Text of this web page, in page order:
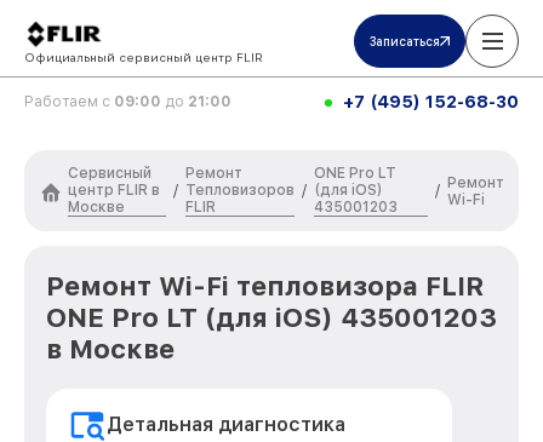
Официальный сервисный центр FLIR
Записаться
Работаем с 09:00 до 21:00 +7 (495) 152-68-30
Сервисный
центр FLIR в
Москве
/
Ремонт
Тепловизоров
FLIR
/
ONE Pro LT
(для iOS)
435001203
/ Ремонт
Wi-Fi
Ремонт Wi-Fi тепловизора FLIR
ONE Pro LT (для iOS) 435001203
в Москве
Детальная диагностика